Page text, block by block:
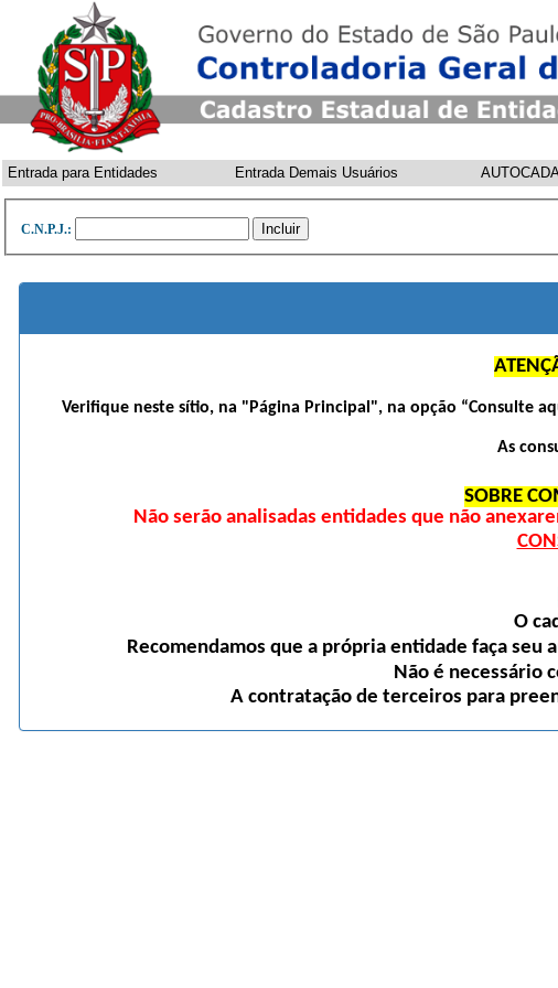
Entrada para Entidades Entrada Demais Usuários
C.N.P.J.:
Verifique neste sítio, na "Página Principal", na opção “Consulte
As
SOBRE
Não serão analisadas entidades que não
O
Recomendamos que a própria entidade faça seu
Não é necessário
A contratação de terceiros para